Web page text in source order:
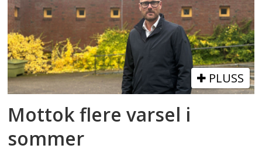
PLUSS
Mottok flere varsel i
sommer